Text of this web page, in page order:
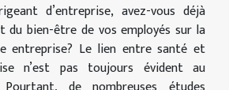
d’entreprise, avez-vous déjà
du bien-être de vos employés sur la
entreprise? Le lien entre santé et
n’est pas toujours évident au